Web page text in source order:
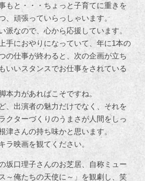
もと・・・ちょっと子育てに重きを
、頑張っていらっしゃいます。
派なので、心から応援しています。
手におやりになっていて、年に1本の
の仕事が終わると、次の企画が立ち
いいスタンスでお仕事をされている
本力があればこそですね。
、出演者の魅力だけでなく、それを
クターづくりのうまさが人間をしっ
津さんの持ち味かと思います。
ラ映画を観てください。
坂口理子さんのお芝居、自称ミュー
～俺たちの天使に～」を観劇し、笑